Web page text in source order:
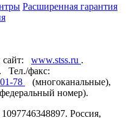
Расширенная гарантия
сайт: www.stss.ru .
. Тел./факс:
78
(многоканальные),
номер).
Россия,